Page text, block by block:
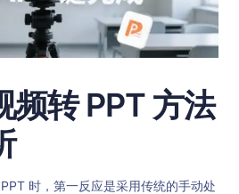
频转 PPT 方法
时，第一反应是采用传统的手动处